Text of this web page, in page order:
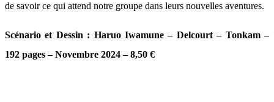
de savoir ce qui attend notre groupe dans leurs nouvelles aventures.
Scénario et Dessin : Haruo Iwamune – Delcourt – Tonkam –
192 pages – Novembre 2024 – 8,50 €